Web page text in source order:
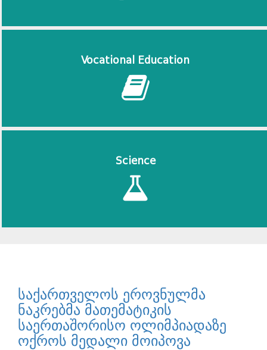
Vocational Education
Science
საქართველოს ეროვნულმა
ნაკრებმა მათემატიკის
საერთაშორისო ოლიმპიადაზე
ოქროს მედალი მოიპოვა